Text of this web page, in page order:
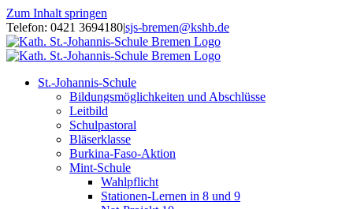
Zum Inhalt springen
Telefon: 0421 3694180|sjs-bremen@kshb.de
St.-Johannis-Schule
Bildungsmöglichkeiten und Abschlüsse
Leitbild
Schulpastoral
Bläserklasse
Burkina-Faso-Aktion
Mint-Schule
Wahlpflicht
Stationen-Lernen in 8 und 9